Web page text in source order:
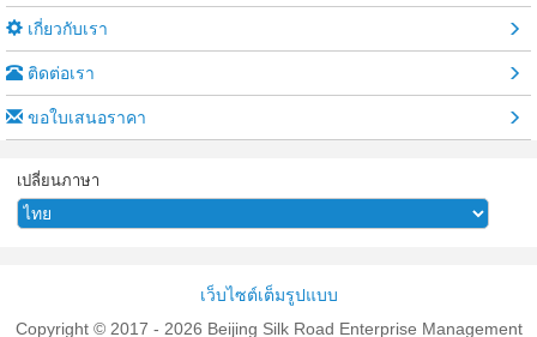
เกี่ยวกับเรา
ติดต่อเรา
ขอใบเสนอราคา
เปลี่ยนภาษา
เว็บไซต์เต็มรูปแบบ
Copyright © 2017 - 2026 Beijing Silk Road Enterprise Management